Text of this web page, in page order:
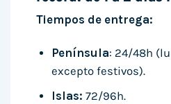
Tiempos de entrega:
Península: 24/48h
excepto festivos).
Islas: 72/96h.